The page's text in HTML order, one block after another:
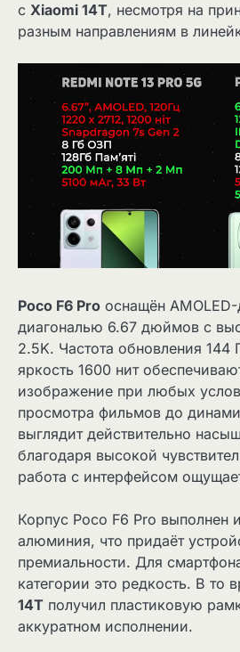
с Xiaomi 14T, несмотря на
разным направлениям в
Poco F6 Pro оснащён
диагональю 6.67 дюймов с
2.5K. Частота обновления 144
яркость 1600 нит
изображение при любых
просмотра фильмов до
выглядит действительно
благодаря высокой
работа с интерфейсом
Корпус Poco F6 Pro выполнен
алюминия, что придаёт
премиальности. Для
категории это редкость. В то
14T получил пластиковую
аккуратном исполнении.